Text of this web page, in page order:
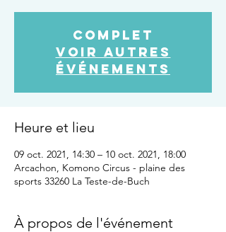
COMPLET
Voir autres
événements
Heure et lieu
09 oct. 2021, 14:30 – 10 oct. 2021, 18:00
Arcachon, Komono Circus - plaine des
sports 33260 La Teste-de-Buch
À propos de l'événement